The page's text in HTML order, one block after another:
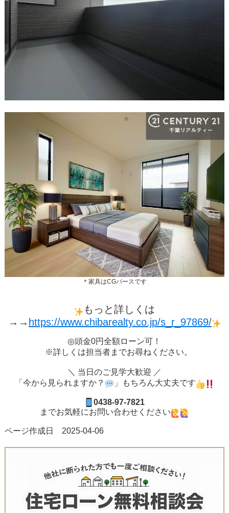
＊家具はCGパースです
もっと詳しくは
→→ https://www.chibarealty.co.jp/s_r_97869/
◎頭金0円全額ローン可！
※詳しくは担当者までお尋ねください。
＼ 当日のご見学大歓迎 ／
「今から見られますか？
」もちろん大丈夫です
0438-97-7821
までお気軽にお問い合わせください
ページ作成日 2025-04-06